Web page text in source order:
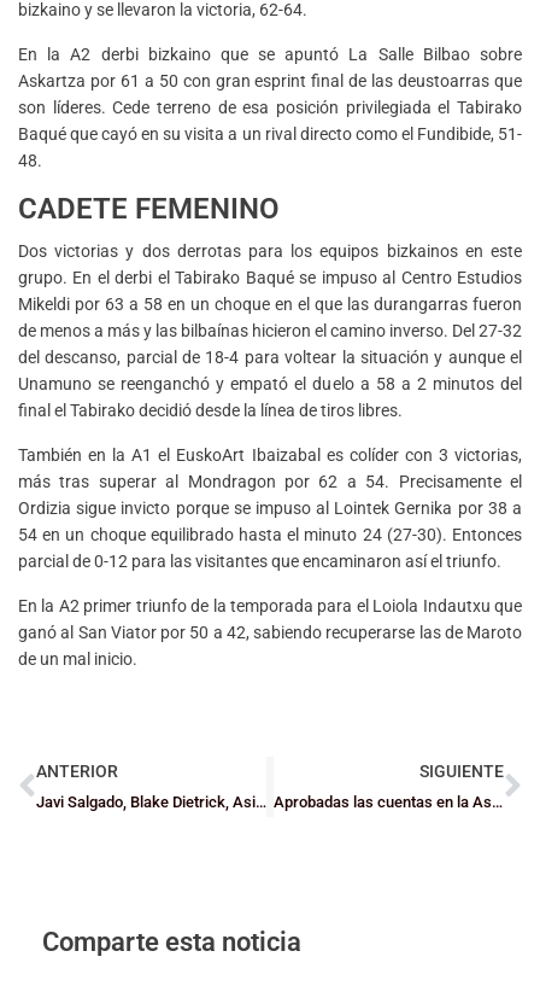
bizkaino y se llevaron la victoria, 62-64.
En la A2 derbi bizkaino que se apuntó La Salle Bilbao sobre
Askartza por 61 a 50 con gran esprint final de las deustoarras que
son líderes. Cede terreno de esa posición privilegiada el Tabirako
Baqué que cayó en su visita a un rival directo como el Fundibide, 51-
48.
CADETE FEMENINO
Dos victorias y dos derrotas para los equipos bizkainos en este
grupo. En el derbi el Tabirako Baqué se impuso al Centro Estudios
Mikeldi por 63 a 58 en un choque en el que las durangarras fueron
de menos a más y las bilbaínas hicieron el camino inverso. Del 27-32
del descanso, parcial de 18-4 para voltear la situación y aunque el
Unamuno se reenganchó y empató el duelo a 58 a 2 minutos del
final el Tabirako decidió desde la línea de tiros libres.
También en la A1 el EuskoArt Ibaizabal es colíder con 3 victorias,
más tras superar al Mondragon por 62 a 54. Precisamente el
Ordizia sigue invicto porque se impuso al Lointek Gernika por 38 a
54 en un choque equilibrado hasta el minuto 24 (27-30). Entonces
parcial de 0-12 para las visitantes que encaminaron así el triunfo.
En la A2 primer triunfo de la temporada para el Loiola Indautxu que
ganó al San Viator por 50 a 42, sabiendo recuperarse las de Maroto
de un mal inicio.
ANTERIOR
Javi Salgado, Blake Dietrick, Asier García y el Bilbao Basket, premiados en los Deia Kirol Sariak
SIGUIENTE
Aprobadas las cuentas en la Asamblea y designada la Junta Electoral
Comparte esta noticia